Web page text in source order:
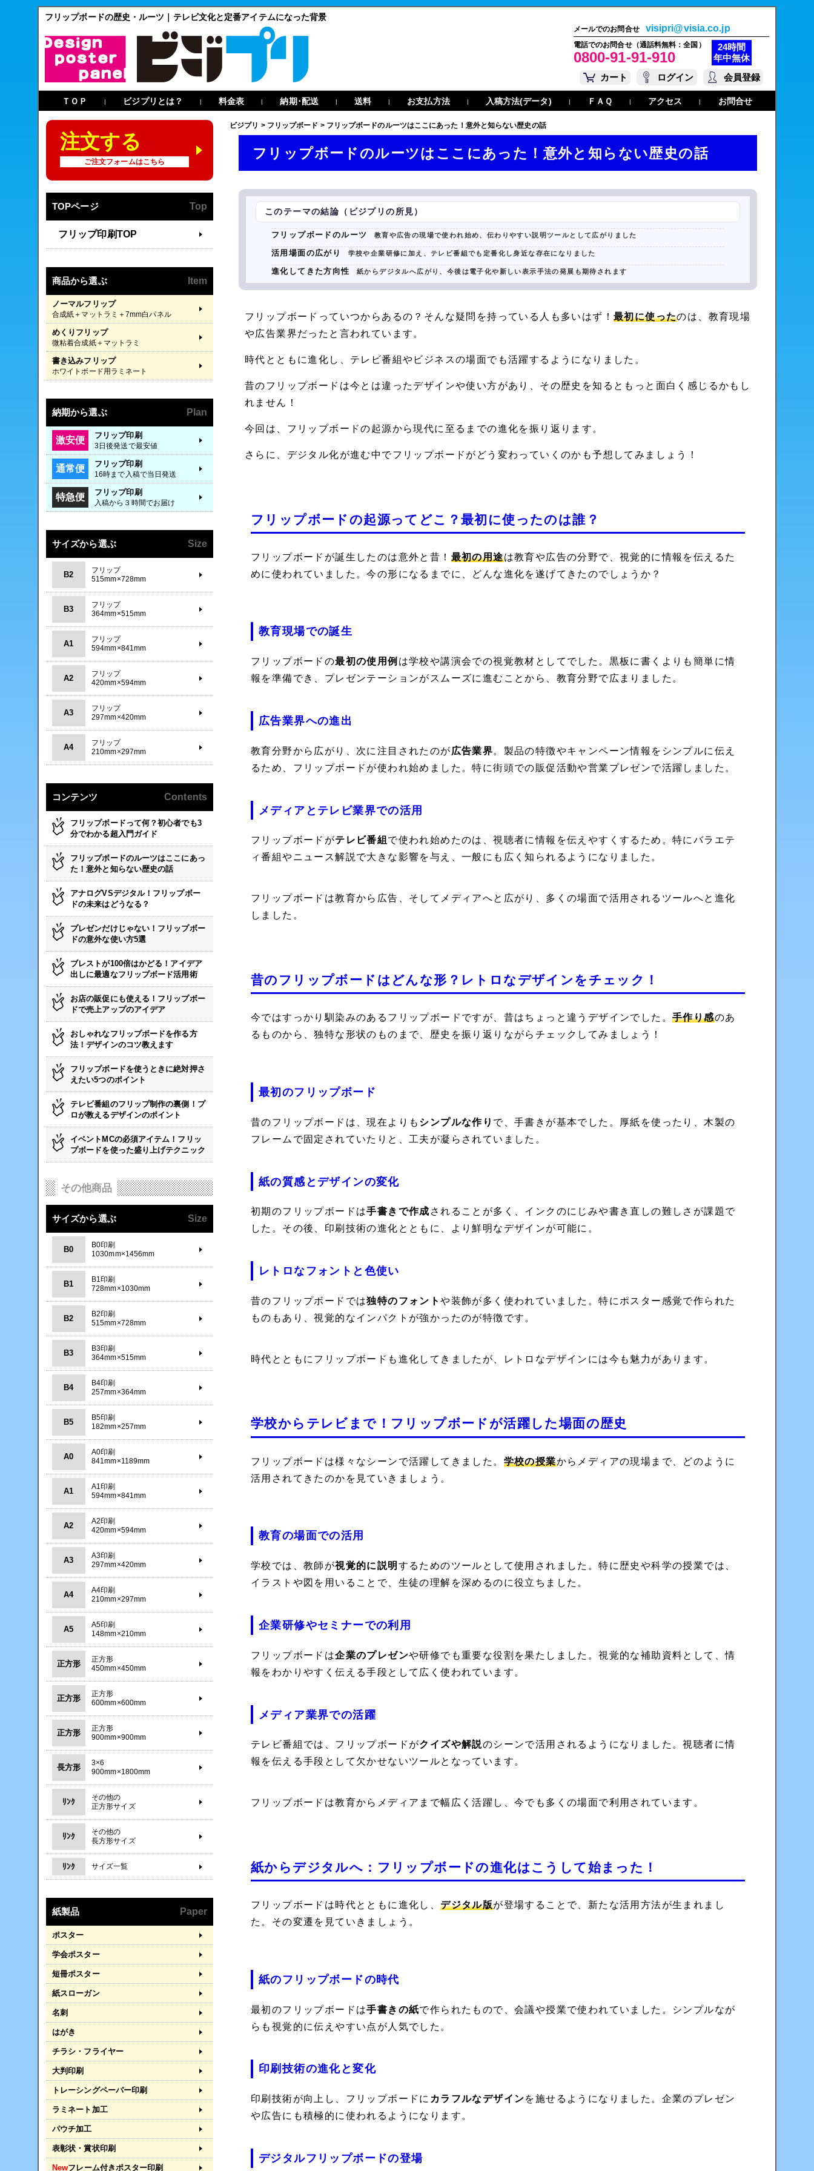
フリップボードの歴史・ルーツ｜テレビ文化と定番アイテムになった背景
メールでのお問合せ visipri@visia.co.jp
電話でのお問合せ（通話料無料：全国）
0800-91-91-910
24時間
年中無休
カート
ログイン 会員登録
ＴＯＰ | ビジプリとは？ | 料金表 | 納期･配送 | 送料 | お支払方法 | 入稿方法(データ) | ＦＡＱ | アクセス | お問合せ
ビジプリ > フリップボード > フリップボードのルーツはここにあった！意外と知らない歴史の話
フリップボードのルーツはここにあった！意外と知らない歴史の話
このテーマの結論（ビジプリの所見）
フリップボードのルーツ 教育や広告の現場で使われ始め、伝わりやすい説明ツールとして広がりました
活用場面の広がり 学校や企業研修に加え、テレビ番組でも定番化し身近な存在になりました
進化してきた方向性 紙からデジタルへ広がり、今後は電子化や新しい表示手法の発展も期待されます
フリップボードっていつからあるの？そんな疑問を持っている人も多いはず！ 最初に使ったのは、教育現場
や広告業界だったと言われています。
時代とともに進化し、テレビ番組やビジネスの場面でも活躍するようになりました。
昔のフリップボードは今とは違ったデザインや使い方があり、その歴史を知るともっと面白く感じるかもし
れません！
今回は、フリップボードの起源から現代に至るまでの進化を振り返ります。
さらに、デジタル化が進む中でフリップボードがどう変わっていくのかも予想してみましょう！
フリップボードの起源ってどこ？最初に使ったのは誰？
フリップボードが誕生したのは意外と昔！ 最初の用途は教育や広告の分野で、視覚的に情報を伝えるた
めに使われていました。今の形になるまでに、どんな進化を遂げてきたのでしょうか？
教育現場での誕生
フリップボードの最初の使用例 は学校や講演会での視覚教材としてでした。黒板に書くよりも簡単に情
報を準備でき、プレゼンテーションがスムーズに進むことから、教育分野で広まりました。
広告業界への進出
教育分野から広がり、次に注目されたのが広告業界。製品の特徴やキャンペーン情報をシンプルに伝え
るため、フリップボードが使われ始めました。特に街頭での販促活動や営業プレゼンで活躍しました。
メディアとテレビ業界での活用
フリップボードがテレビ番組 で使われ始めたのは、視聴者に情報を伝えやすくするため。特にバラエテ
ィ番組やニュース解説で大きな影響を与え、一般にも広く知られるようになりました。
フリップボードは教育から広告、そしてメディアへと広がり、多くの場面で活用されるツールへと進化
しました。
昔のフリップボードはどんな形？レトロなデザインをチェック！
今ではすっかり馴染みのあるフリップボードですが、昔はちょっと違うデザインでした。 手作り感のあ
るものから、独特な形状のものまで、歴史を振り返りながらチェックしてみましょう！
最初のフリップボード
昔のフリップボードは、現在よりも シンプルな作り で、手書きが基本でした。厚紙を使ったり、木製の
フレームで固定されていたりと、工夫が凝らされていました。
紙の質感とデザインの変化
初期のフリップボードは手書きで作成 されることが多く、インクのにじみや書き直しの難しさが課題で
した。その後、印刷技術の進化とともに、より鮮明なデザインが可能に。
レトロなフォントと色使い
昔のフリップボードでは独特のフォントや装飾が多く使われていました。特にポスター感覚で作られた
ものもあり、視覚的なインパクトが強かったのが特徴です。
時代とともにフリップボードも進化してきましたが、レトロなデザインには今も魅力があります。
学校からテレビまで！フリップボードが活躍した場面の歴史
フリップボードは様々なシーンで活躍してきました。 学校の授業からメディアの現場まで、どのように
活用されてきたのかを見ていきましょう。
教育の場面での活用
学校では、教師が視覚的に説明 するためのツールとして使用されました。特に歴史や科学の授業では、
イラストや図を用いることで、生徒の理解を深めるのに役立ちました。
企業研修やセミナーでの利用
フリップボードは企業のプレゼンや研修でも重要な役割を果たしました。視覚的な補助資料として、情
報をわかりやすく伝える手段として広く使われています。
メディア業界での活躍
テレビ番組では、フリップボードがクイズや解説のシーンで活用されるようになりました。視聴者に情
報を伝える手段として欠かせないツールとなっています。
フリップボードは教育からメディアまで幅広く活躍し、今でも多くの場面で利用されています。
紙からデジタルへ：フリップボードの進化はこうして始まった！
フリップボードは時代とともに進化し、デジタル版が登場することで、新たな活用方法が生まれまし
た。その変遷を見ていきましょう。
紙のフリップボードの時代
最初のフリップボードは手書きの紙で作られたもので、会議や授業で使われていました。シンプルなが
らも視覚的に伝えやすい点が人気でした。
印刷技術の進化と変化
印刷技術が向上し、フリップボードに カラフルなデザインを施せるようになりました。企業のプレゼン
や広告にも積極的に使われるようになります。
デジタルフリップボードの登場
注文する
ご注文フォームはこちら
TOPページ Top
フリップ印刷TOP
商品から選ぶ Item
ノーマルフリップ
合成紙＋マットラミ＋7mm白パネル
めくりフリップ
微粘着合成紙＋マットラミ
書き込みフリップ
ホワイトボード用ラミネート
納期から選ぶ Plan
激安便 フリップ印刷
3日後発送で最安値
通常便 フリップ印刷
16時まで入稿で当日発送
特急便 フリップ印刷
入稿から３時間でお届け
サイズから選ぶ Size
B2
フリップ
515mm×728mm
B3
フリップ
364mm×515mm
A1
フリップ
594mm×841mm
A2
フリップ
420mm×594mm
A3
フリップ
297mm×420mm
A4
フリップ
210mm×297mm
コンテンツ Contents
フリップボードって何？初心者でも3
分でわかる超入門ガイド
フリップボードのルーツはここにあっ
た！意外と知らない歴史の話
アナログVSデジタル！フリップボー
ドの未来はどうなる？
プレゼンだけじゃない！フリップボー
ドの意外な使い方5選
ブレストが100倍はかどる！アイデア
出しに最適なフリップボード活用術
お店の販促にも使える！フリップボー
ドで売上アップのアイデア
おしゃれなフリップボードを作る方
法！デザインのコツ教えます
フリップボードを使うときに絶対押さ
えたい5つのポイント
テレビ番組のフリップ制作の裏側！プ
ロが教えるデザインのポイント
イベントMCの必須アイテム！フリッ
プボードを使った盛り上げテクニック
その他商品
サイズから選ぶ Size
B0
B0印刷
1030mm×1456mm
B1
B1印刷
728mm×1030mm
B2
B2印刷
515mm×728mm
B3
B3印刷
364mm×515mm
B4
B4印刷
257mm×364mm
B5
B5印刷
182mm×257mm
A0
A0印刷
841mm×1189mm
A1
A1印刷
594mm×841mm
A2
A2印刷
420mm×594mm
A3
A3印刷
297mm×420mm
A4
A4印刷
210mm×297mm
A5
A5印刷
148mm×210mm
正方形
正方形
450mm×450mm
正方形
正方形
600mm×600mm
正方形
正方形
900mm×900mm
長方形
3×6
900mm×1800mm
ﾘﾝｸ
その他の
正方形サイズ
ﾘﾝｸ
その他の
長方形サイズ
ﾘﾝｸ サイズ一覧
紙製品 Paper
ポスター
学会ポスター
短冊ポスター
紙スローガン
名刺
はがき
チラシ・フライヤー
大判印刷
トレーシングペーパー印刷
ラミネート加工
パウチ加工
表彰状・賞状印刷
Newフレーム付きポスター印刷